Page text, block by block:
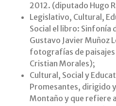
2012. (diputado Hugo
Legislativo, Cultural,
Social el libro: Sinfonía
Gustavo Javier Muñoz
fotografías de
Cristian Morales);
Cultural, Social y
Promesantes, dirigido
Montaño y que refiere